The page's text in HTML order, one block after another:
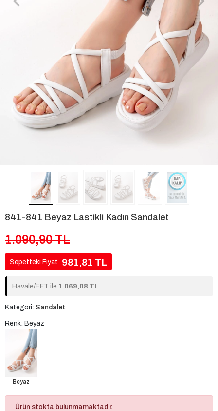
841-841 Beyaz Lastikli Kadın Sandalet
1.090,90 TL
Sepetteki Fiyat 981,81 TL
Havale/EFT ile 1.069,08 TL
Kategori: Sandalet
Renk: Beyaz
Beyaz
Ürün stokta bulunmamaktadır.